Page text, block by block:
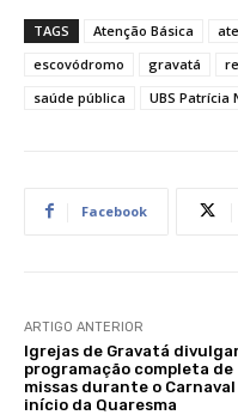
TAGS Atenção Básica
escovódromo
gravatá
saúde pública
UBS Patrícia
Facebook
ARTIGO ANTERIOR
Igrejas de Gravatá
programação completa de
missas durante o Carnaval
início da Quaresma